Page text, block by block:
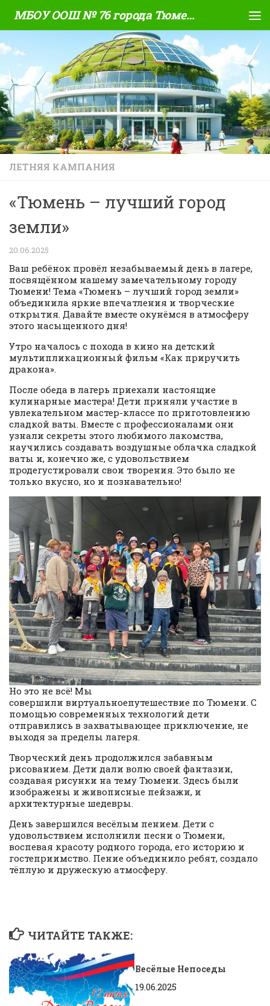
Skip to content МБОУ ООШ № 76 города Тюмени
ЛЕТНЯЯ КАМПАНИЯ
«Тюмень – лучший город
земли»
20.06.2025
Ваш ребёнок провёл незабываемый день в лагере,
посвящённом нашему замечательному городу
Тюмени! Тема «Тюмень – лучший город земли»
объединила яркие впечатления и творческие
открытия. Давайте вместе окунёмся в атмосферу
этого насыщенного дня!
Утро началось с похода в кино на детский
мультипликационный фильм «Как приручить
дракона».
После обеда в лагерь приехали настоящие
кулинарные мастера! Дети приняли участие в
увлекательном мастер-классе по приготовлению
сладкой ваты. Вместе с профессионалами они
узнали секреты этого любимого лакомства,
научились создавать воздушные облачка сладкой
ваты и, конечно же, с удовольствием
продегустировали свои творения. Это было не
только вкусно, но и познавательно!
Но это не всё! Мы
совершили виртуальноепутешествие по Тюмени. С
помощью современных технологий дети
отправились в захватывающее приключение, не
выходя за пределы лагеря.
Творческий день продолжился забавным
рисованием. Дети дали волю своей фантазии,
создавая рисунки на тему Тюмени. Здесь были
изображены и живописные пейзажи, и
архитектурные шедевры.
День завершился весёлым пением. Дети с
удовольствием исполнили песни о Тюмени,
воспевая красоту родного города, его историю и
гостеприимство. Пение объединило ребят, создало
тёплую и дружескую атмосферу.
ЧИТАЙТЕ ТАКЖЕ:
Весёлые Непоседы
19.06.2025